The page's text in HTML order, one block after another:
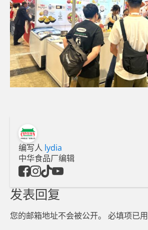
编写人 lydia
中华食品厂编辑
发表回复
您的邮箱地址不会被公开。 必填项已用